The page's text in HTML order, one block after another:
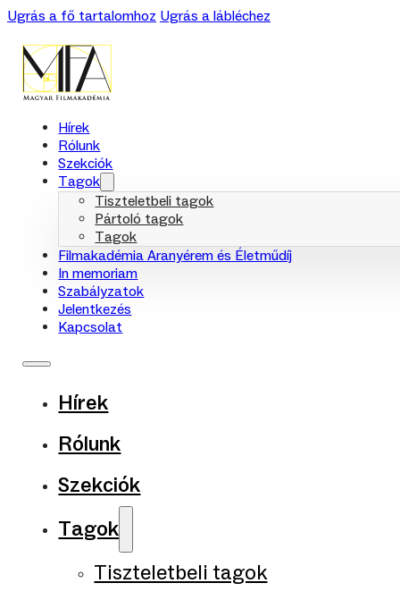
Ugrás a fő tartalomhoz Ugrás a lábléchez
Hírek
Rólunk
Szekciók
Tagok
Tiszteletbeli tagok
Pártoló tagok
Tagok
Filmakadémia Aranyérem és Életműdíj
In memoriam
Szabályzatok
Jelentkezés
Kapcsolat
Hírek
Rólunk
Szekciók
Tagok
Tiszteletbeli tagok